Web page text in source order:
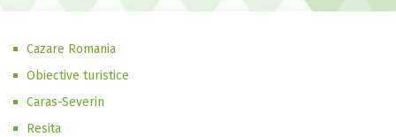
Cazare Romania
Obiective turistice
Caras-Severin
Resita